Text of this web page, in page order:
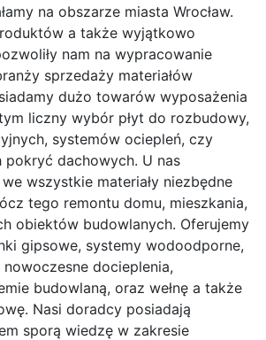
na obszarze miasta Wrocław.
a także wyjątkowo
nam na wypracowanie
sprzedaży materiałów
dużo towarów wyposażenia
liczny wybór płyt do rozbudowy,
systemów ociepleń, czy
pokryć dachowych. U nas
wszystkie materiały niezbędne
tego remontu domu, mieszkania,
obiektów budowlanych. Oferujemy
gipsowe, systemy wodoodporne,
docieplenia,
budowlaną, oraz wełnę a także
Nasi doradcy posiadają
sporą wiedzę w zakresie